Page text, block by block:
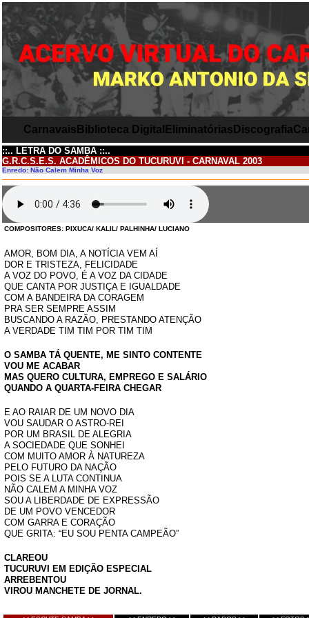
Carnavais Biblioteca Digital Eliminatórias Discografia
::.. LETRA DO SAMBA ::..
G.R.C.S.E.S. ACADÊMICOS DO TUCURUVI - CARNAVAL 2003
Enredo: Não Calem Minha Voz
COMPOSITORES: PIXUCA/ KALIL/ PALHINHA/ LUCIANO
AMOR, BOM DIA, A NOTÍCIA VEM AÍ
DOR E TRISTEZA, FELICIDADE
A VOZ DO POVO, É A VOZ DA CIDADE
QUE CANTA POR JUSTIÇA E IGUALDADE
COM A BANDEIRA DA CORAGEM
PRA SER SEMPRE ASSIM
BUSCANDO A RAZÃO, PRESTANDO ATENÇÃO
A VERDADE TIM TIM POR TIM TIM
O SAMBA TÁ QUENTE, ME SINTO CONTENTE
VOU ME ACABAR
MAS QUERO CULTURA, EMPREGO E SALÁRIO
QUANDO A QUARTA-FEIRA CHEGAR
E AO RAIAR DE UM NOVO DIA
VOU SAUDAR O ASTRO-REI
POR UM BRASIL DE ALEGRIA
A SOCIEDADE QUE SONHEI
COM MUITO AMOR À NATUREZA
PELO FUTURO DA NAÇÃO
POIS SE A LUTA CONTINUA
NÃO CALEM A MINHA VOZ
SOU A LIBERDADE DE EXPRESSÃO
DE UM POVO VENCEDOR
COM GARRA E CORAÇÃO
QUE GRITA: “EU SOU PENTA CAMPEÃO”
CLAREOU
TUCURUVI EM EDIÇÃO ESPECIAL
ARREBENTOU
VIROU MANCHETE DE JORNAL.